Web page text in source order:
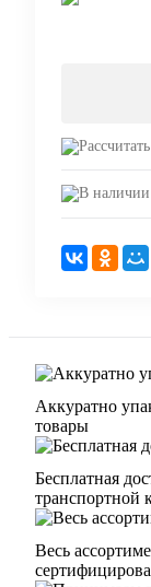
Аккуратно
товары
Бесплатная
транспортной
Весь